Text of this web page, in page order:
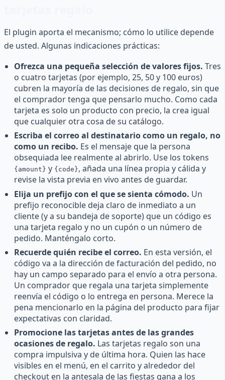
El plugin aporta el mecanismo; cómo lo utilice depende
de usted. Algunas indicaciones prácticas:
Ofrezca una pequeña selección de valores fijos. Tres
o cuatro tarjetas (por ejemplo, 25, 50 y 100 euros)
cubren la mayoría de las decisiones de regalo, sin que
el comprador tenga que pensarlo mucho. Como cada
tarjeta es solo un producto con precio, la crea igual
que cualquier otra cosa de su catálogo.
Escriba el correo al destinatario como un regalo, no
como un recibo. Es el mensaje que la persona
obsequiada lee realmente al abrirlo. Use los tokens
{amount} y {code}, añada una línea propia y cálida y
revise la vista previa en vivo antes de guardar.
Elija un prefijo con el que se sienta cómodo. Un
prefijo reconocible deja claro de inmediato a un
cliente (y a su bandeja de soporte) que un código es
una tarjeta regalo y no un cupón o un número de
pedido. Manténgalo corto.
Recuerde quién recibe el correo. En esta versión, el
código va a la dirección de facturación del pedido, no
hay un campo separado para el envío a otra persona.
Un comprador que regala una tarjeta simplemente
reenvía el código o lo entrega en persona. Merece la
pena mencionarlo en la página del producto para fijar
expectativas con claridad.
Promocione las tarjetas antes de las grandes
ocasiones de regalo. Las tarjetas regalo son una
compra impulsiva y de última hora. Quien las hace
visibles en el menú, en el carrito y alrededor del
checkout en la antesala de las fiestas gana a los